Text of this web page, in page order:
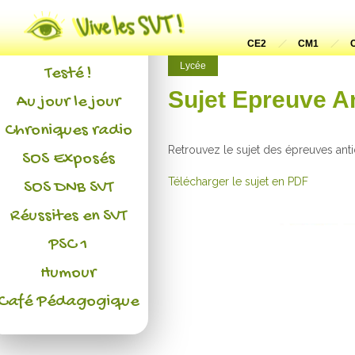
CE2 CM1
Lycée
Sujet Epreuve
Retrouvez le sujet des épreuves
Télécharger le sujet en PDF
Actualités
L'association
Testé !
Au jour le jour
Chroniques radio
SOS Exposés
SOS DNB SVT
Réussites en SVT
PSC 1
Humour
Pédagogique